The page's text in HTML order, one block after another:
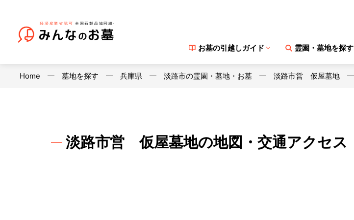
お墓の引越しガイド 霊園・墓地を探す
Home 墓地を探す 兵庫県 淡路市の霊園・墓地・お墓 淡路市営 仮屋墓地
淡路市営 仮屋墓地の地図・交通アクセス